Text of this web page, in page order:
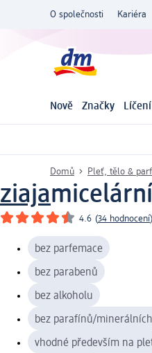
O společnosti Kariéra
Nově Značky Líčení
Domů Pleť, tělo &
ziaja
4.6 (34 hodnocení)
bez parfemace
bez parabenů
bez alkoholu
bez parafínů/
vhodné především na